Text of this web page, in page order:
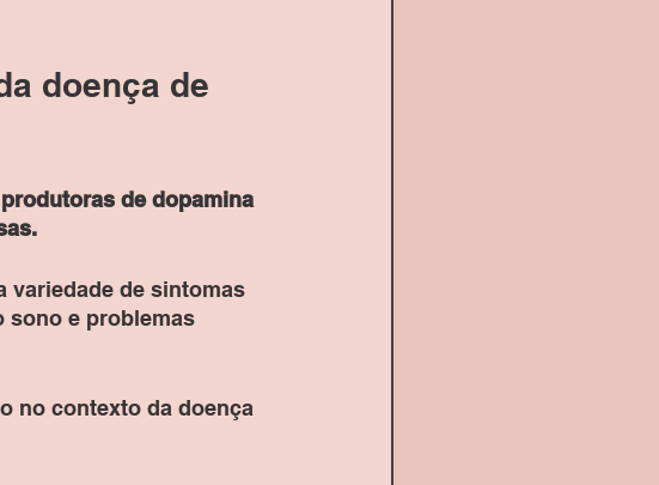
doença de
de dopamina
variedade de sintomas
sono e problemas
no contexto da doença